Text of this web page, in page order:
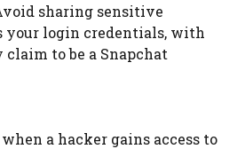
sharing sensitive
your login credentials, with
to be a Snapchat
a hacker gains access to